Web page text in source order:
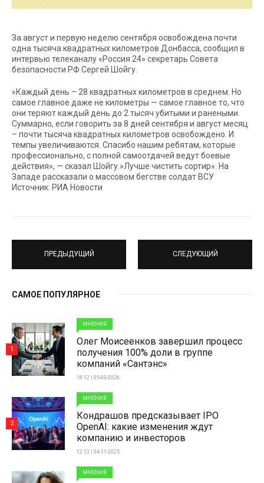
За август и первую неделю сентября освобождена почти
одна тысяча квадратных километров Донбасса, сообщил в
интервью телеканалу «Россия 24» секретарь Совета
безопасности РФ Сергей Шойгу.
«Каждый день – 28 квадратных километров в среднем. Но
самое главное даже не километры — самое главное то, что
они теряют каждый день до 2 тысяч убитыми и ранеными.
Суммарно, если говорить за 8 дней сентября и август месяц
– почти тысяча квадратных километров освобождено. И
темпы увеличиваются. Спасибо нашим ребятам, которые
профессионально, с полной самоотдачей ведут боевые
действия», — сказал Шойгу.»Лучше чистить сортир». На
Западе рассказали о массовом бегстве солдат ВСУ
Источник: РИА Новости
ПРЕДЫДУЩИЙ СЛЕДУЮЩИЙ
САМОЕ ПОПУЛЯРНОЕ
МНЕНИЯ
Олег Моисеенков завершил процесс
получения 100% доли в группе
компаний «Сантэнс»
18:12 | 05-03-2026
1
МНЕНИЯ
Кондрашов предсказывает IPO
OpenAI: какие изменения ждут
компанию и инвесторов
12:13 | 04-11-2025
2
МНЕНИЯ